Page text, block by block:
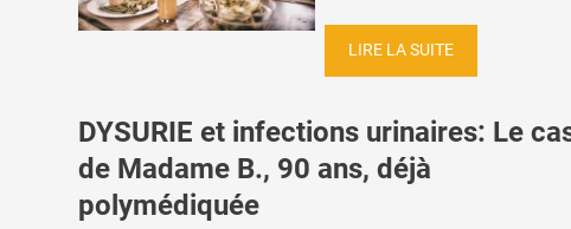
LIRE LA SUITE
DYSURIE et infections urinaires: Le
de Madame B., 90 ans, déjà
polymédiquée